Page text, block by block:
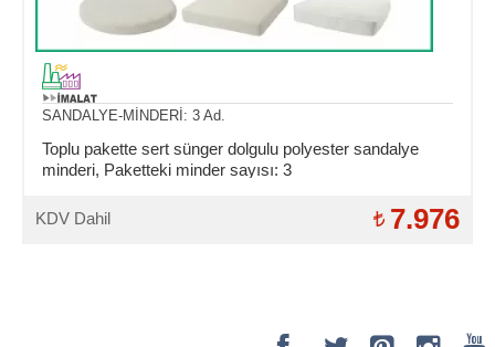
SANDALYE-MİNDERİ: 3 Ad.
Toplu pakette sert sünger dolgulu polyester sandalye
minderi, Paketteki minder sayısı: 3
KDV Dahil 7.976